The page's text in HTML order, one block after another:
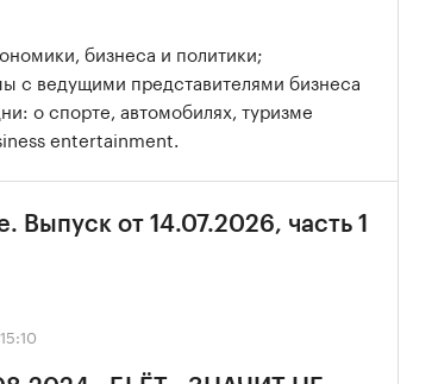
бизнеса и политики;
с ведущими представителями бизнеса
о спорте, автомобилях, туризме
entertainment.
Выпуск от 14.07.2026, часть 1